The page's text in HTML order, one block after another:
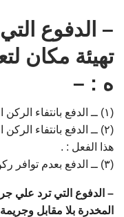
– الدفوع
تهيئة مكان
ه : –
(۱) ــ الدفع بانتفاء الركن المادي للجريمة ” عدم تهيئة المكان ” .
(۲) ــ الدفع بانتفاء
هذا الفعل : .
(۳) ــ الدفع بعدم توافر ركن الاستغلال في هذه الجريمة .
– الدفوع التي ترد علي
المخدرة بلا مقابل